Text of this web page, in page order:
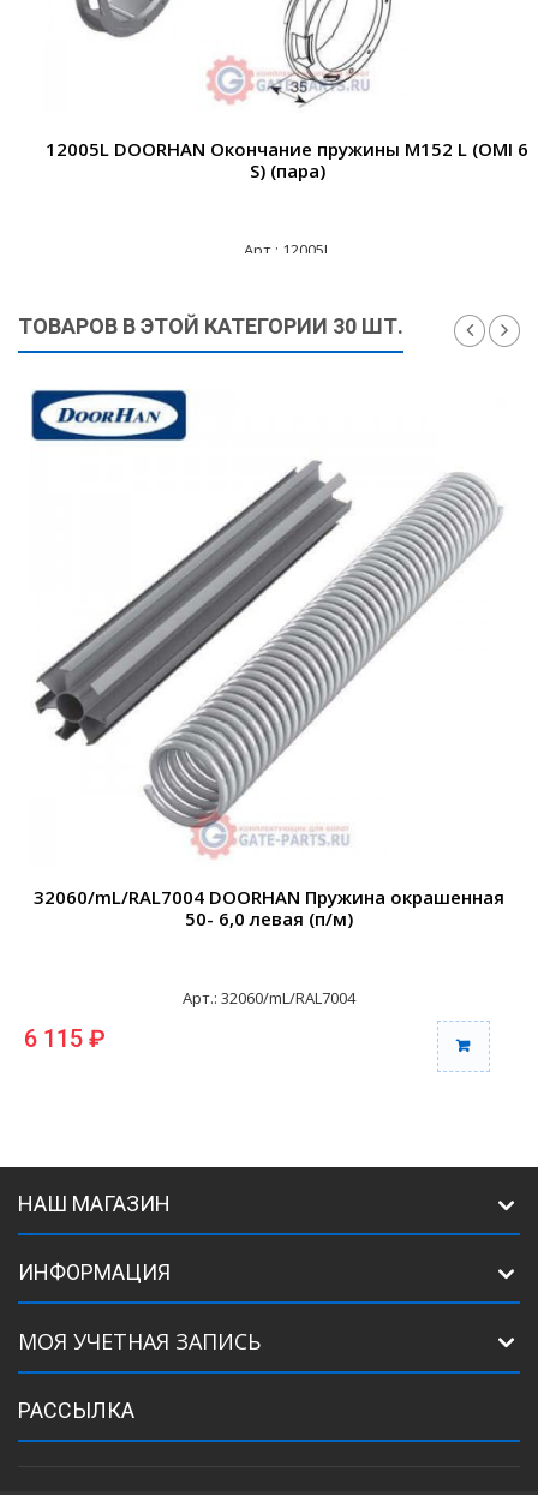
12005L DOORHAN Окончание пружины М152 L (OMI 6
S) (пара)
Арт.: 12005L
ТОВАРОВ В ЭТОЙ КАТЕГОРИИ 30 ШТ.
32060/mL/RAL7004 DOORHAN Пружина окрашенная
50- 6,0 левая (п/м)
Арт.: 32060/mL/RAL7004
6 115 ₽
НАШ МАГАЗИН
ИНФОРМАЦИЯ
МОЯ УЧЕТНАЯ ЗАПИСЬ
РАССЫЛКА